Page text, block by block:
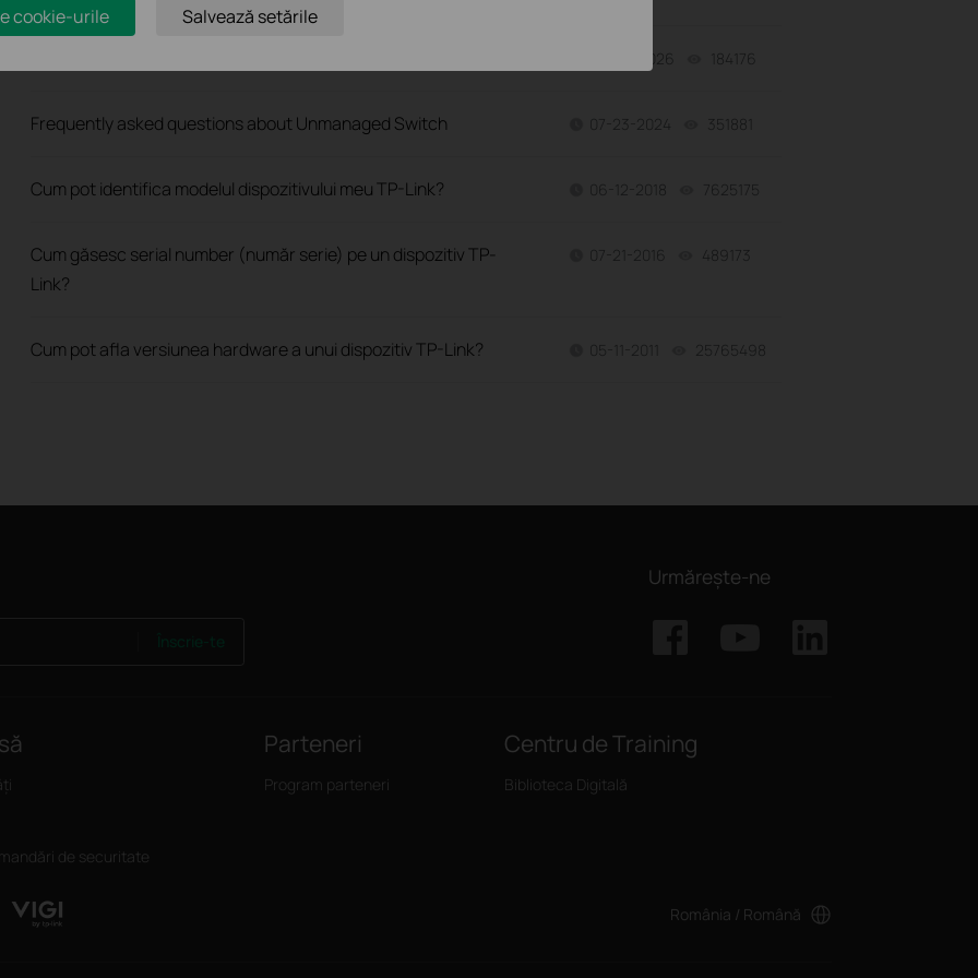
06-24-2026 184176
Frequently asked questions about Unmanaged Switch 07-23-2024 351881
Cum pot identifica modelul dispozitivului meu TP-Link? 06-12-2018 7625175
Cum găsesc serial number (număr serie) pe un dispozitiv TP-
Link?
07-21-2016 489173
Cum pot afla versiunea hardware a unui dispozitiv TP-Link? 05-11-2011 25765498
Urmărește-ne
de securitate
Parteneri
Program parteneri
Centru de Training
Biblioteca Digitală
România / Română
cookie-urile Salvează setările